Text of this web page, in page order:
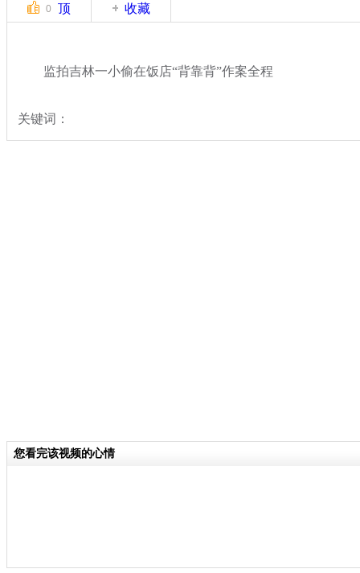
0 顶 收藏
监拍吉林一小偷在饭店“背靠背”作案全程
关键词：
您看完该视频的心情